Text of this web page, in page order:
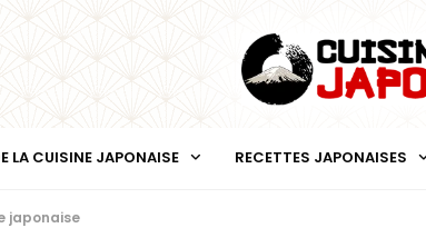
LA CUISINE JAPONAISE RECETTES JAPONAISES
japonaise